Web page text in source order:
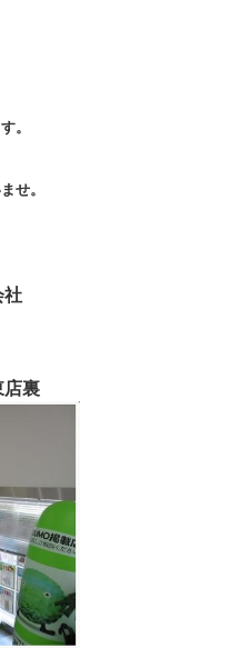
。
せ。
社
店裏